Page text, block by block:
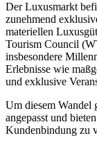
Der Luxusmarkt
zunehmend
materiellen
Tourism Council
insbesondere
Erlebnisse wie
und exklusive
Um diesem Wandel
angepasst und
Kundenbindung zu